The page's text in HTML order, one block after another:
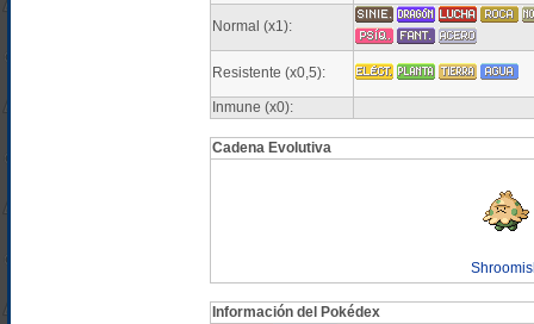
Normal (x1):
Resistente (x0,5):
Inmune (x0):
Cadena Evolutiva
Información del Pokédex